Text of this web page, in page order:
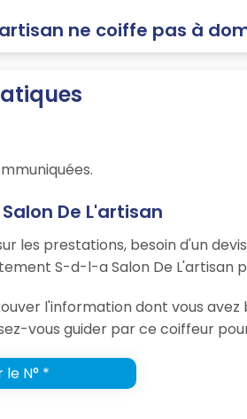
ne coiffe pas à
De L'artisan
les prestations, besoin d'un
S-d-l-a Salon De L'artisan
l'information dont vous
vous guider par ce coiffeur
N° *